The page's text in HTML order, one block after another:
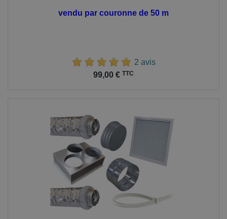
vendu par couronne de 50 m
2 avis
99,00 € TTC